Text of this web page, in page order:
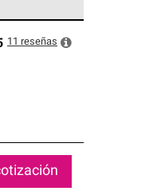
11 reseñas